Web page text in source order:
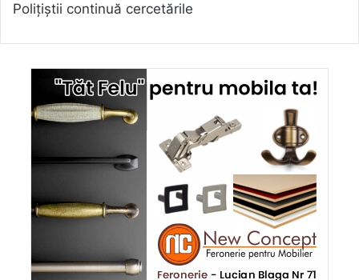
Polițiștii continuă cercetările